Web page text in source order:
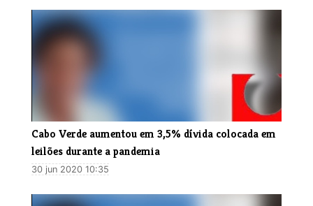
Cabo Verde aumentou em 3,5% dívida colocada em
leilões durante a pandemia
30 jun 2020 10:35